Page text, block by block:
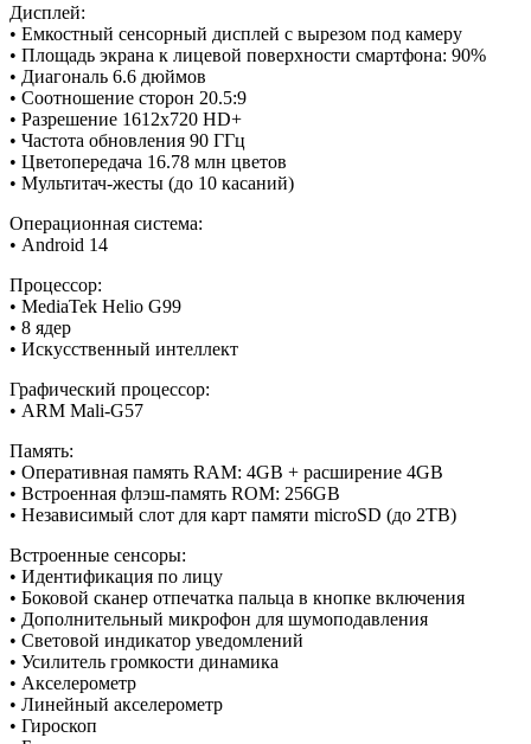
Дисплей:
• Емкостный сенсорный дисплей с вырезом под камеру
• Площадь экрана к лицевой поверхности смартфона: 90%
• Диагональ 6.6 дюймов
• Соотношение сторон 20.5:9
• Разрешение 1612х720 HD+
• Частота обновления 90 ГГц
• Цветопередача 16.78 млн цветов
• Мультитач-жесты (до 10 касаний)
Операционная система:
• Android 14
Процессор:
• MediaTek Helio G99
• 8 ядер
• Искусственный интеллект
Графический процессор:
• ARM Mali-G57
Память:
• Оперативная память RAM: 4GB + расширение 4GB
• Встроенная флэш-память ROM: 256GB
• Независимый слот для карт памяти microSD (до 2TB)
Встроенные сенсоры:
• Идентификация по лицу
• Боковой сканер отпечатка пальца в кнопке включения
• Дополнительный микрофон для шумоподавления
• Световой индикатор уведомлений
• Усилитель громкости динамика
• Акселерометр
• Линейный акселерометр
• Гироскоп